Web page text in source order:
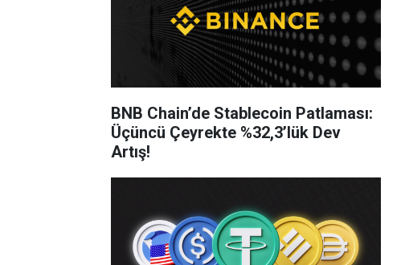
BNB Chain’de Stablecoin Patlaması:
Üçüncü Çeyrekte %32,3’lük Dev
Artış!